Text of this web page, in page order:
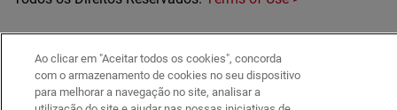
Ao clicar em "Aceitar todos os cookies", concorda
com o armazenamento de cookies no seu dispositivo
para melhorar a navegação no site, analisar a